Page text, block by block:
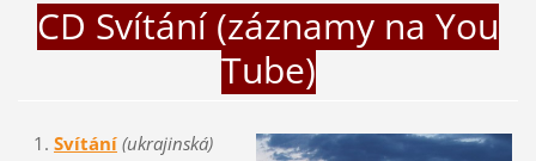
CD Svítání (záznamy na You
Tube)
Svítání (ukrajinská)